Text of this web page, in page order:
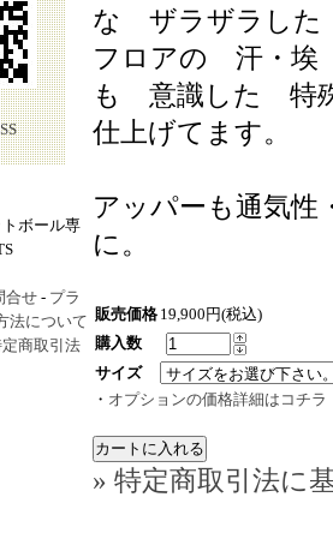
な ザラザラし
フロアの 汗・
も 意識した 特
仕上げてます。
アッパーも通気
に。
販売価格 19,900円(税込)
購入数
サイズ
・ オプションの価格詳細はコチラ
» 特定商取引法に
トボール専
合せ - プラ
法について
商取引法